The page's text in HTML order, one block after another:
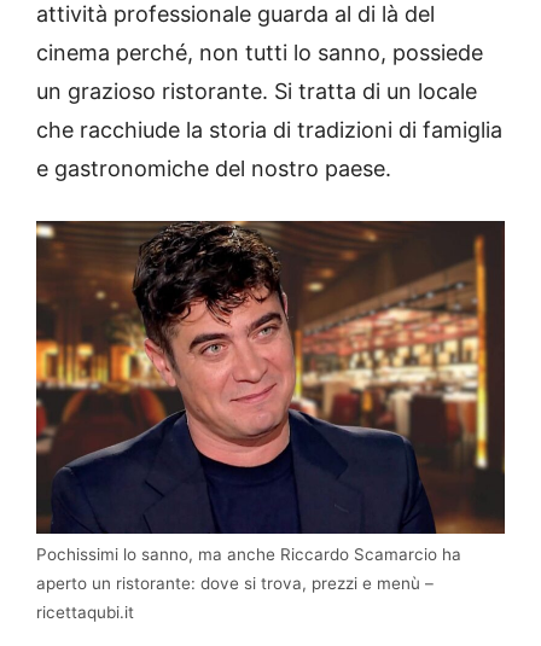
attività professionale guarda al di là del
cinema perché, non tutti lo sanno, possiede
un grazioso ristorante. Si tratta di un locale
che racchiude la storia di tradizioni di famiglia
e gastronomiche del nostro paese.
Pochissimi lo sanno, ma anche Riccardo Scamarcio ha
aperto un ristorante: dove si trova, prezzi e menù –
ricettaqubi.it